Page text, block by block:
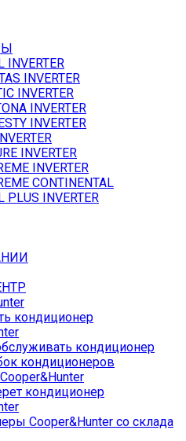
INVERTER
INVERTER
INVERTER
INVERTER
INVERTER
INVERTER
INVERTER
CONTINENTAL
PLUS INVERTER
кондиционер
кондиционер
кондиционеров
кондиционер
Cooper&Hunter со склада